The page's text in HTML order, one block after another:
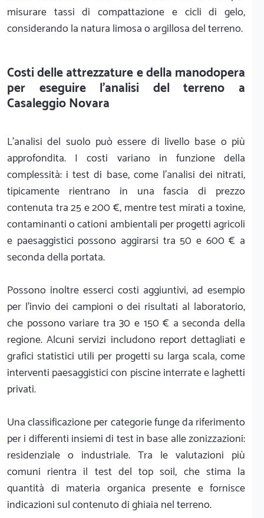
misurare tassi di compattazione e cicli di gelo,
considerando la natura limosa o argillosa del terreno.
Costi delle attrezzature e della manodopera
per eseguire l'analisi del terreno a
Casaleggio Novara
L'analisi del suolo può essere di livello base o più
approfondita. I costi variano in funzione della
complessità: i test di base, come l'analisi dei nitrati,
tipicamente rientrano in una fascia di prezzo
contenuta tra 25 e 200 €, mentre test mirati a toxine,
contaminanti o cationi ambientali per progetti agricoli
e paesaggistici possono aggirarsi tra 50 e 600 € a
seconda della portata.
Possono inoltre esserci costi aggiuntivi, ad esempio
per l'invio dei campioni o dei risultati al laboratorio,
che possono variare tra 30 e 150 € a seconda della
regione. Alcuni servizi includono report dettagliati e
grafici statistici utili per progetti su larga scala, come
interventi paesaggistici con piscine interrate e laghetti
privati.
Una classificazione per categorie funge da riferimento
per i differenti insiemi di test in base alle zonizzazioni:
residenziale o industriale. Tra le valutazioni più
comuni rientra il test del top soil, che stima la
quantità di materia organica presente e fornisce
indicazioni sul contenuto di ghiaia nel terreno.